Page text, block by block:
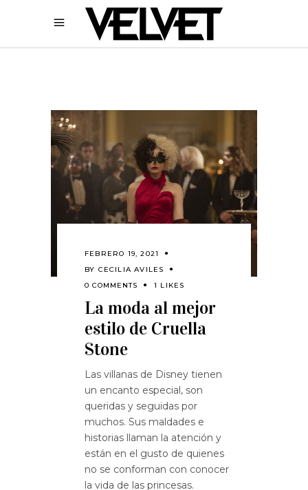
FEBRERO 19, 2021
BY CECILIA AVILES
0 COMMENTS
1 LIKES
La moda al mejor
estilo de Cruella
Stone
Las villanas de Disney tienen
un encanto especial, son
queridas y seguidas por
muchos. Sus maldades e
historias llaman la atención y
están en el gusto de quienes
no se conforman con conocer
la vida de las princesas.